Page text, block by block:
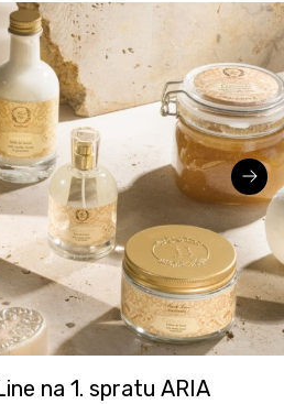
ZMAJEVI!